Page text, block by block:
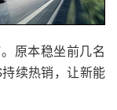
原本稳坐前几名
续热销，让新能